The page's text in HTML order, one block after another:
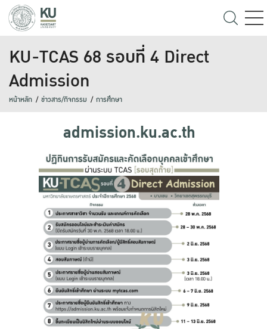
KU-TCAS 68 รอบที่ 4 Direct
Admission
หน้าหลัก ข่าวสาร/กิจกรรม การศึกษา
admission.ku.ac.th